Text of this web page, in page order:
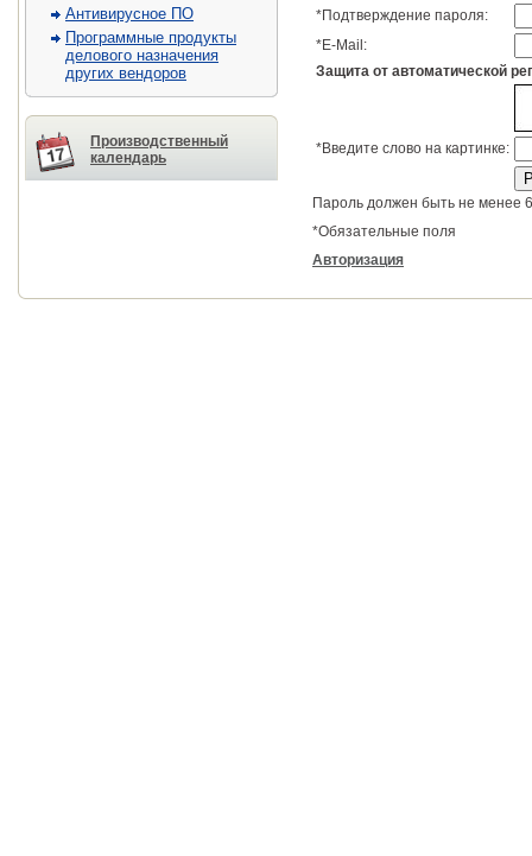
Антивирусное ПО
Программные продукты
делового назначения
других вендоров
Производственный
календарь
*Подтверждение пароля:
*E-Mail:
Защита от автоматической
*Введите слово на картинке:
Пароль должен быть не менее
*Обязательные поля
Авторизация